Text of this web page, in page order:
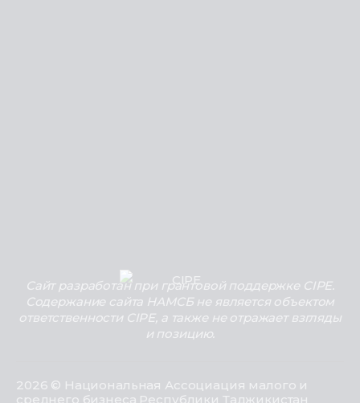
Сайт разработан при грантовой поддержке CIPE.
Содержание сайта НАМСБ не является объектом
ответственности CIPE, а также не отражает взгляды
и позицию.
2026 © Национальная Ассоциация малого и
среднего бизнеса Республики Таджикистан